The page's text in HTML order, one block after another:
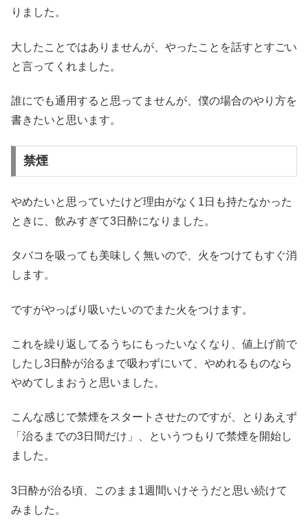
りました。
大したことではありませんが、やったことを話すとすごい
と言ってくれました。
誰にでも通用すると思ってませんが、僕の場合のやり方を
書きたいと思います。
禁煙
やめたいと思っていたけど理由がなく1日も持たなかった
ときに、飲みすぎて3日酔になりました。
タバコを吸っても美味しく無いので、火をつけてもすぐ消
します。
ですがやっぱり吸いたいのでまた火をつけます。
これを繰り返してるうちにもったいなくなり、値上げ前で
したし3日酔が治るまで吸わずにいて、やめれるものなら
やめてしまおうと思いました。
こんな感じで禁煙をスタートさせたのですが、とりあえず
「治るまでの3日間だけ」、というつもりで禁煙を開始し
ました。
3日酔が治る頃、このまま1週間いけそうだと思い続けて
みました。